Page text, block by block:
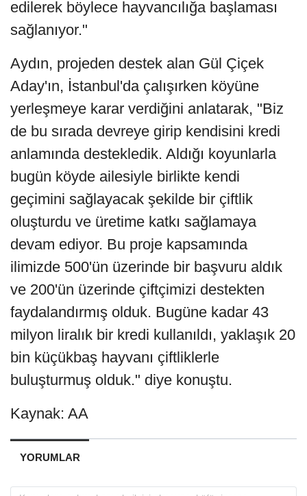
edilerek böylece hayvancılığa başlaması
sağlanıyor."
Aydın, projeden destek alan Gül Çiçek
Aday'ın, İstanbul'da çalışırken köyüne
yerleşmeye karar verdiğini anlatarak, "Biz
de bu sırada devreye girip kendisini kredi
anlamında destekledik. Aldığı koyunlarla
bugün köyde ailesiyle birlikte kendi
geçimini sağlayacak şekilde bir çiftlik
oluşturdu ve üretime katkı sağlamaya
devam ediyor. Bu proje kapsamında
ilimizde 500'ün üzerinde bir başvuru aldık
ve 200'ün üzerinde çiftçimizi destekten
faydalandırmış olduk. Bugüne kadar 43
milyon liralık bir kredi kullanıldı, yaklaşık 20
bin küçükbaş hayvanı çiftliklerle
buluşturmuş olduk." diye konuştu.
Kaynak: AA
YORUMLAR